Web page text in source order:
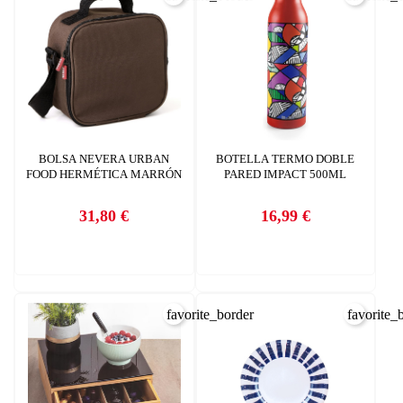
BOLSA NEVERA URBAN
FOOD HERMÉTICA MARRÓN
Precio
31,80 €
BOTELLA TERMO DOBLE
PARED IMPACT 500ML
Precio
16,99 €
favorite_border
CREAR LISTA DE DESEOS